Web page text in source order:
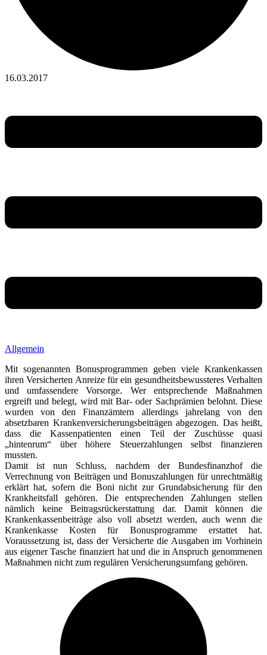
16.03.2017
Allgemein
Mit sogenannten Bonusprogrammen geben viele Krankenkassen
ihren Versicherten Anreize für ein gesundheitsbewussteres Verhalten
und umfassendere Vorsorge. Wer entsprechende Maßnahmen
ergreift und belegt, wird mit Bar- oder Sachprämien belohnt. Diese
wurden von den Finanzämtern allerdings jahrelang von den
absetzbaren Krankenversicherungsbeiträgen abgezogen. Das heißt,
dass die Kassenpatienten einen Teil der Zuschüsse quasi
„hintenrum“ über höhere Steuerzahlungen selbst finanzieren
mussten.
Damit ist nun Schluss, nachdem der Bundesfinanzhof die
Verrechnung von Beiträgen und Bonuszahlungen für unrechtmäßig
erklärt hat, sofern die Boni nicht zur Grundabsicherung für den
Krankheitsfall gehören. Die entsprechenden Zahlungen stellen
nämlich keine Beitragsrückerstattung dar. Damit können die
Krankenkassenbeiträge also voll absetzt werden, auch wenn die
Krankenkasse Kosten für Bonusprogramme erstattet hat.
Voraussetzung ist, dass der Versicherte die Ausgaben im Vorhinein
aus eigener Tasche finanziert hat und die in Anspruch genommenen
Maßnahmen nicht zum regulären Versicherungsumfang gehören.